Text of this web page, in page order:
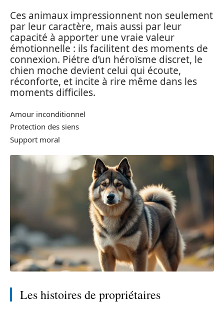
Ces animaux impressionnent non seulement
par leur caractère, mais aussi par leur
capacité à apporter une vraie valeur
émotionnelle : ils facilitent des moments de
connexion. Piétre d’un héroïsme discret, le
chien moche devient celui qui écoute,
réconforte, et incite à rire même dans les
moments difficiles.
Amour inconditionnel
Protection des siens
Support moral
Les histoires de propriétaires